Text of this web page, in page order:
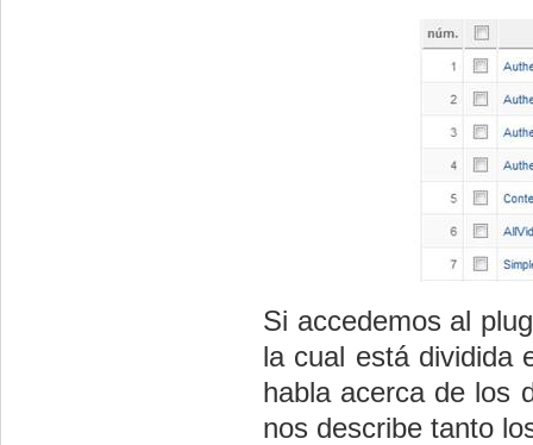
Si accedemos al
la cual está dividida
habla acerca de los
nos describe tanto